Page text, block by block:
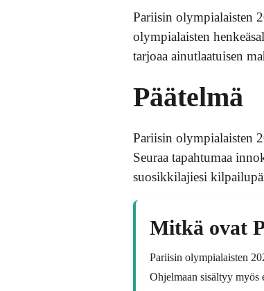
Pariisin olympialaisten
olympialaisten
tarjoaa ainutlaatuisen
Päätelmä
Pariisin olympialaisten
Seuraa tapahtumaa
suosikkilajiesi
Mitkä ovat
Pariisin olympialaisten
Ohjelmaan sisältyy myös